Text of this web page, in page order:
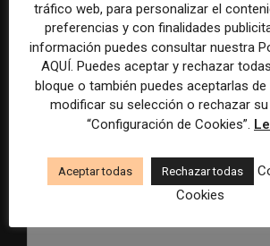
Radio Televisión Madrid
establece un sistema de
control para el uso de la
inteligencia artificial
ADEPA
especial
cobertura
Mundial
DEJA UNA RESPUESTA
tráfico web, para personalizar el
preferencias y con finalidades
información puedes consultar nuestra
AQUÍ. Puedes aceptar y rechazar
bloque o también puedes aceptarlas
modificar su selección o rechazar
“Configuración de Cookies”.
Aceptar todas Rechazar todas
Cookies